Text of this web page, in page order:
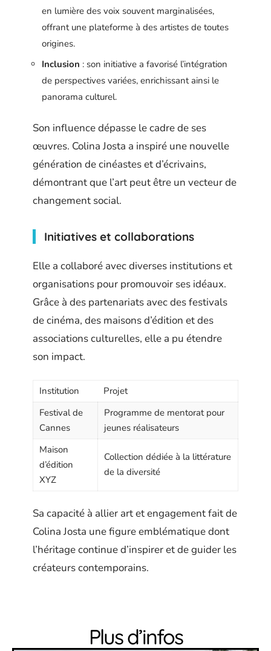
en lumière des voix souvent marginalisées,
offrant une plateforme à des artistes de toutes
origines.
Inclusion : son initiative a favorisé l’intégration
de perspectives variées, enrichissant ainsi le
panorama culturel.
Son influence dépasse le cadre de ses
œuvres. Colina Josta a inspiré une nouvelle
génération de cinéastes et d’écrivains,
démontrant que l’art peut être un vecteur de
changement social.
Initiatives et collaborations
Elle a collaboré avec diverses institutions et
organisations pour promouvoir ses idéaux.
Grâce à des partenariats avec des festivals
de cinéma, des maisons d’édition et des
associations culturelles, elle a pu étendre
son impact.
Institution
Projet
Festival de
Cannes
Programme de mentorat pour
jeunes réalisateurs
Maison
d’édition
XYZ
Collection dédiée à la littérature
de la diversité
Sa capacité à allier art et engagement fait de
Colina Josta une figure emblématique dont
l’héritage continue d’inspirer et de guider les
créateurs contemporains.
Plus d’infos